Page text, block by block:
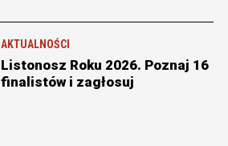
AKTUALNOŚCI
Listonosz Roku 2026. Poznaj 16
finalistów i zagłosuj